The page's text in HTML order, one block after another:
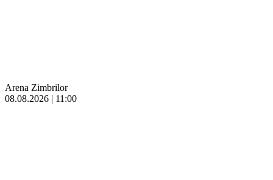
Arena Zimbrilor
08.08.2026 | 11:00